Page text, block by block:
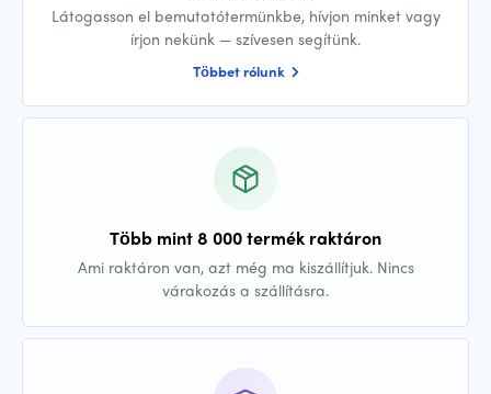
Látogasson el bemutatótermünkbe, hívjon minket vagy
írjon nekünk — szívesen segítünk.
Többet rólunk
Több mint 8 000 termék raktáron
Ami raktáron van, azt még ma kiszállítjuk. Nincs
várakozás a szállításra.